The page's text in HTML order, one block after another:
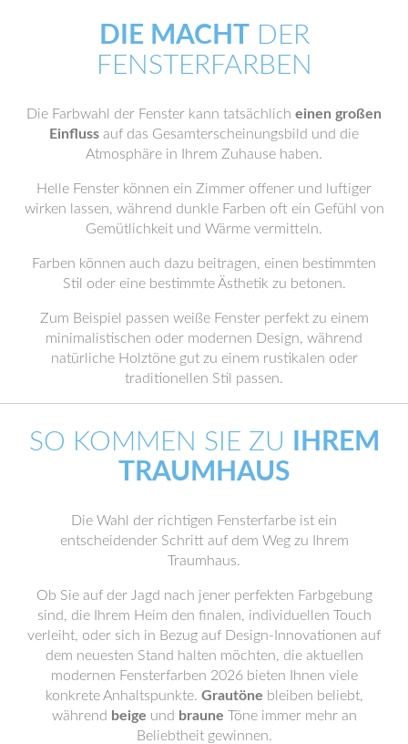
DIE MACHTDER
FENSTERFARBEN
Die Farbwahl der Fenster kann tatsächlich einen großen
Einfluss auf das Gesamterscheinungsbild und die
Atmosphäre in Ihrem Zuhause haben.
Helle Fenster können ein Zimmer offener und luftiger
wirken lassen, während dunkle Farben oft ein Gefühl von
Gemütlichkeit und Wärme vermitteln.
Farben können auch dazu beitragen, einen bestimmten
Stil oder eine bestimmte Ästhetik zu betonen.
Zum Beispiel passen weiße Fenster perfekt zu einem
minimalistischen oder modernen Design, während
natürliche Holztöne gut zu einem rustikalen oder
traditionellen Stil passen.
SO KOMMEN SIE ZU
IHREM
TRAUMHAUS
Die Wahl der richtigen Fensterfarbe ist ein
entscheidender Schritt auf dem Weg zu Ihrem
Traumhaus.
Ob Sie auf der Jagd nach jener perfekten Farbgebung
sind, die Ihrem Heim den finalen, individuellen Touch
verleiht, oder sich in Bezug auf Design-Innovationen auf
dem neuesten Stand halten möchten, die aktuellen
modernen Fensterfarben 2026 bieten Ihnen viele
konkrete Anhaltspunkte. Grautöne bleiben beliebt,
während beige und braune Töne immer mehr an
Beliebtheit gewinnen.